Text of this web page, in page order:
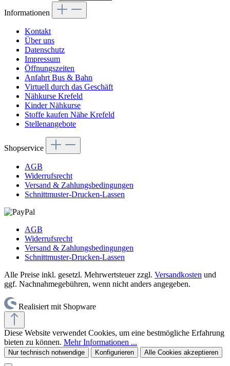
Informationen
Kontakt
Über uns
Datenschutz
Impressum
Öffnungszeiten
Anfahrt Bus & Bahn
Virtuell durch das Geschäft
Nähkurse Krefeld
Kinder Nähkurse
Stoffe kaufen Nähe Krefeld
Stellenangebote
Shopservice
AGB
Widerrufsrecht
Versand & Zahlungsbedingungen
Schnittmuster-Drucken-Lassen
AGB
Widerrufsrecht
Versand & Zahlungsbedingungen
Schnittmuster-Drucken-Lassen
Alle Preise inkl. gesetzl. Mehrwertsteuer zzgl. Versandkosten und
ggf. Nachnahmegebühren, wenn nicht anders angegeben.
Realisiert mit Shopware
Diese Website verwendet Cookies, um eine bestmögliche Erfahrung
bieten zu können. Mehr Informationen ...
Nur technisch notwendige Konfigurieren Alle Cookies akzeptieren